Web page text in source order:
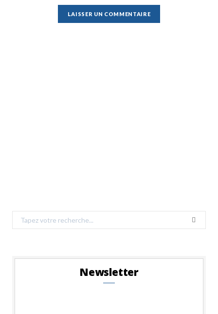
Search
for:
Newsletter